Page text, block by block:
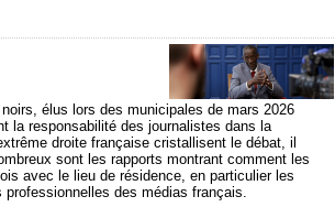
élus lors des municipales de mars 2026
la responsabilité des journalistes dans la
droite française cristallisent le débat, il
sont les rapports montrant comment les
avec le lieu de résidence, en particulier les
des médias français.